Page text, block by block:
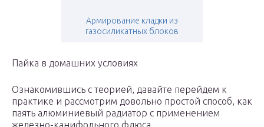
Армирование кладки из
газосиликатных блоков
Пайка в домашних условиях
Ознакомившись с теорией, давайте перейдем к
практике и рассмотрим довольно простой способ, как
паять алюминиевый радиатор с применением
железно-канифольного флюса.